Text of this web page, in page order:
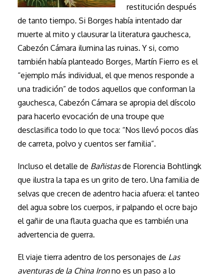
restitución después
de tanto tiempo. Si Borges había intentado dar
muerte al mito y clausurar la literatura gauchesca,
Cabezón Cámara ilumina las ruinas. Y si, como
también había planteado Borges, Martín Fierro es el
“ejemplo más individual, el que menos responde a
una tradición” de todos aquellos que conforman la
gauchesca, Cabezón Cámara se apropia del díscolo
para hacerlo evocación de una troupe que
desclasifica todo lo que toca: “Nos llevó pocos días
de carreta, polvo y cuentos ser familia”.
Incluso el detalle de Bañistasde Florencia Bohtlingk
que ilustra la tapa es un grito de tero. Una familia de
selvas que crecen de adentro hacia afuera: el tanteo
del agua sobre los cuerpos, ir palpando el ocre bajo
el gañir de una flauta guacha que es también una
advertencia de guerra.
El viaje tierra adentro de los personajes de Las
aventuras de la China Ironno es un paso a lo